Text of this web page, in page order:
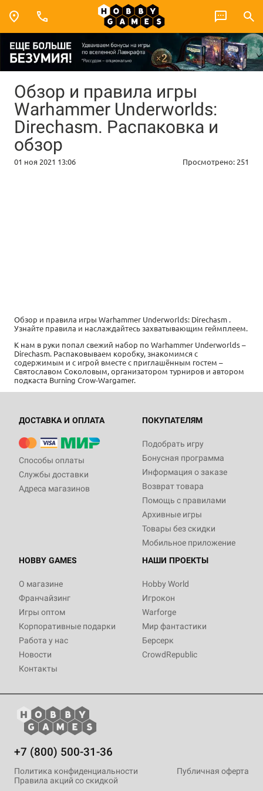
Обзор и правила игры
Warhammer Underworlds:
Direchasm. Распаковка и
обзор
01 ноя 2021 13:06 Просмотрено: 251
Обзор и правила игры Warhammer Underworlds: Direchasm .
Узнайте правила и наслаждайтесь захватывающим геймплеем.
К нам в руки попал свежий набор по Warhammer Underworlds –
Direchasm. Распаковываем коробку, знакомимся с
содержимым и с игрой вместе с приглашённым гостем –
Святославом Соколовым, организатором турниров и автором
подкаста Burning Crow-Wargamer.
ДОСТАВКА И ОПЛАТА
Способы оплаты
Службы доставки
Адреса магазинов
ПОКУПАТЕЛЯМ
Подобрать игру
Бонусная программа
Информация о заказе
Возврат товара
Помощь с правилами
Архивные игры
Товары без скидки
Мобильное приложение
HOBBY GAMES
О магазине
Франчайзинг
Игры оптом
Корпоративные подарки
Работа у нас
Новости
Контакты
НАШИ ПРОЕКТЫ
Hobby World
Игрокон
Warforge
Мир фантастики
Берсерк
CrowdRepublic
+7 (800) 500-31-36
Политика конфиденциальности
Публичная оферта
Правила акций со скидкой